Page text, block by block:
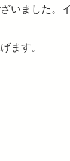
いました。
ます。